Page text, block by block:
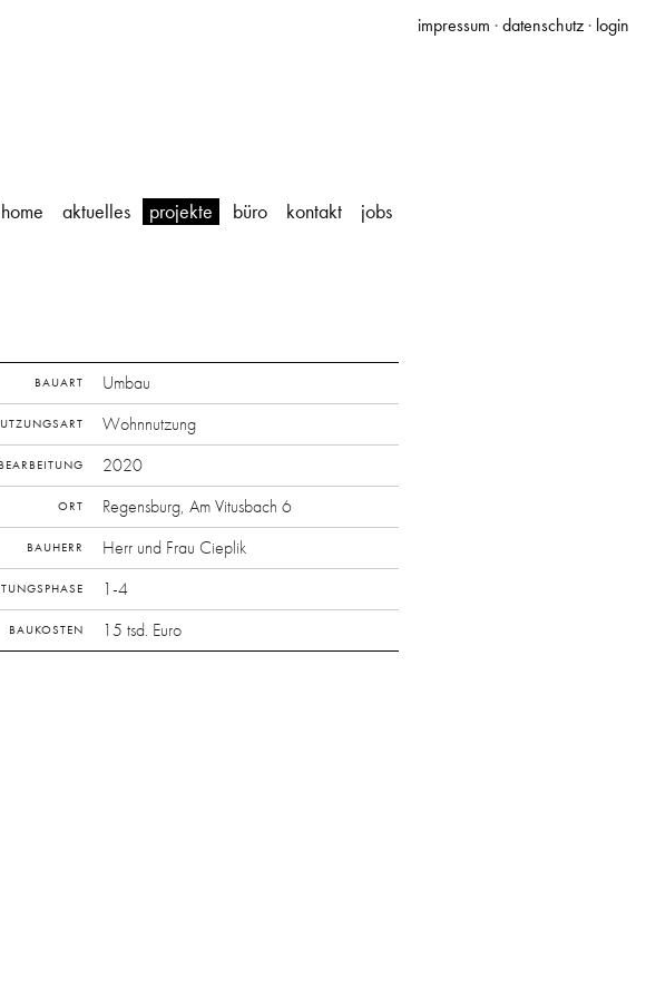
home aktuelles projekte büro kontakt jobs
BAUART Umbau
Wohnnutzung
BEARBEITUNG 2020
ORT Regensburg, Am Vitusbach 6
BAUHERR Herr und Frau Cieplik
1-4
BAUKOSTEN 15 tsd. Euro
impressum ·datenschutz· login